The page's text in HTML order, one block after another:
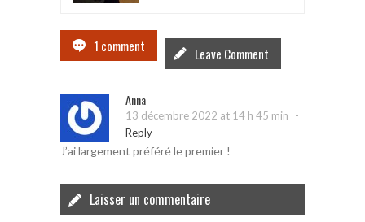
1 comment Leave Comment
Anna
13 décembre 2022 at 14 h 45 min -
Reply
J’ai largement préféré le premier !
Laisser un commentaire